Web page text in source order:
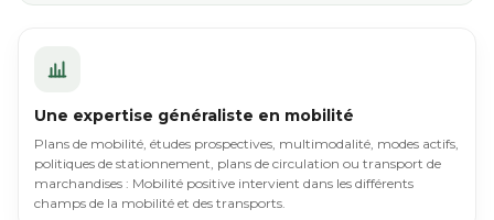
Une expertise généraliste en mobilité
Plans de mobilité, études prospectives, multimodalité, modes actifs,
politiques de stationnement, plans de circulation ou transport de
marchandises : Mobilité positive intervient dans les différents
champs de la mobilité et des transports.